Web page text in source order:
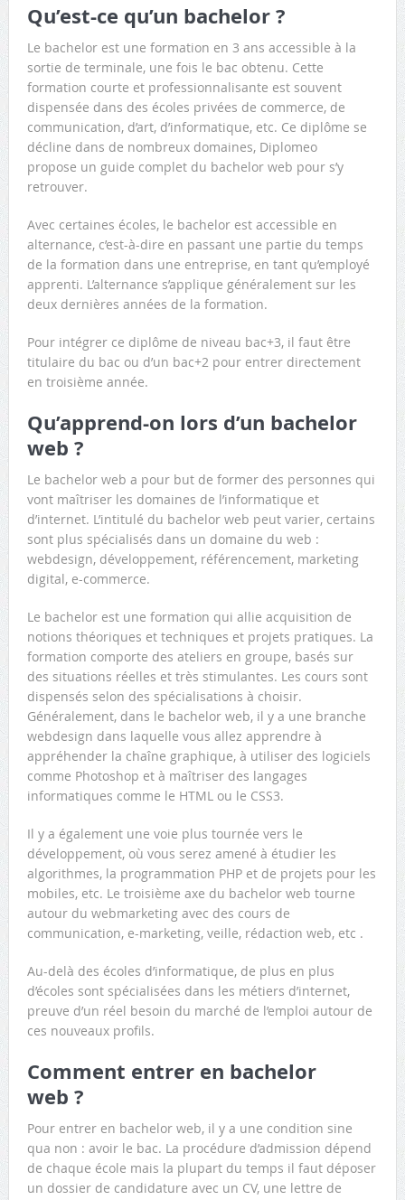
Qu’est-ce qu’un bachelor ?
Le bachelor est une formation en 3 ans accessible à la
sortie de terminale, une fois le bac obtenu. Cette
formation courte et professionnalisante est souvent
dispensée dans des écoles privées de commerce, de
communication, d’art, d’informatique, etc. Ce diplôme se
décline dans de nombreux domaines, Diplomeo
propose un guide complet du bachelor web pour s’y
retrouver.
Avec certaines écoles, le bachelor est accessible en
alternance, c’est-à-dire en passant une partie du temps
de la formation dans une entreprise, en tant qu’employé
apprenti. L’alternance s’applique généralement sur les
deux dernières années de la formation.
Pour intégrer ce diplôme de niveau bac+3, il faut être
titulaire du bac ou d’un bac+2 pour entrer directement
en troisième année.
Qu’apprend-on lors d’un bachelor
web ?
Le bachelor web a pour but de former des personnes qui
vont maîtriser les domaines de l’informatique et
d’internet. L’intitulé du bachelor web peut varier, certains
sont plus spécialisés dans un domaine du web :
webdesign, développement, référencement, marketing
digital, e-commerce.
Le bachelor est une formation qui allie acquisition de
notions théoriques et techniques et projets pratiques. La
formation comporte des ateliers en groupe, basés sur
des situations réelles et très stimulantes. Les cours sont
dispensés selon des spécialisations à choisir.
Généralement, dans le bachelor web, il y a une branche
webdesign dans laquelle vous allez apprendre à
appréhender la chaîne graphique, à utiliser des logiciels
comme Photoshop et à maîtriser des langages
informatiques comme le HTML ou le CSS3.
Il y a également une voie plus tournée vers le
développement, où vous serez amené à étudier les
algorithmes, la programmation PHP et de projets pour les
mobiles, etc. Le troisième axe du bachelor web tourne
autour du webmarketing avec des cours de
communication, e-marketing, veille, rédaction web, etc .
Au-delà des écoles d’informatique, de plus en plus
d’écoles sont spécialisées dans les métiers d’internet,
preuve d’un réel besoin du marché de l’emploi autour de
ces nouveaux profils.
Comment entrer en bachelor
web ?
Pour entrer en bachelor web, il y a une condition sine
qua non : avoir le bac. La procédure d’admission dépend
de chaque école mais la plupart du temps il faut déposer
un dossier de candidature avec un CV, une lettre de